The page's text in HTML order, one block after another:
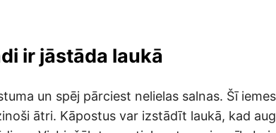
ir jāstāda laukā
un spēj pārciest nelielas salnas. Šī
ātri. Kāpostus var izstādīt laukā, kad